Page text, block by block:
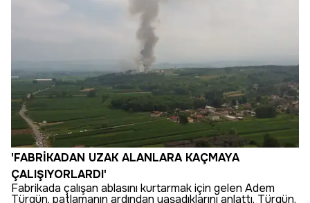
'FABRİKADAN UZAK ALANLARA KAÇMAYA
ÇALIŞIYORLARDI'
Fabrikada çalışan ablasını kurtarmak için gelen Adem
Türgün, patlamanın ardından yaşadıklarını anlattı. Türgün,